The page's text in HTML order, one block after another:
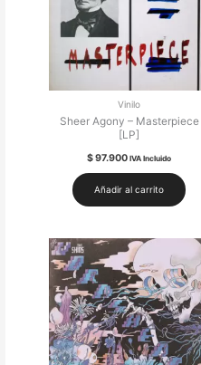
Vinilo
Sheer Agony – Masterpiece
[LP]
$97.900 IVA Incluido
Añadir al carrito